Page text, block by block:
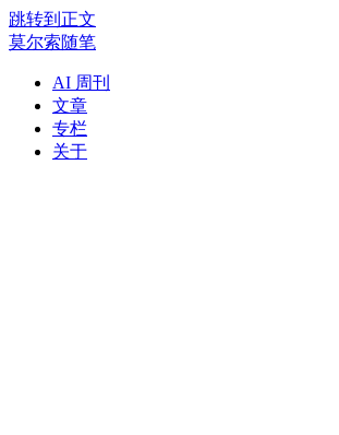
跳转到正文
莫尔索随笔
AI 周刊
文章
专栏
关于